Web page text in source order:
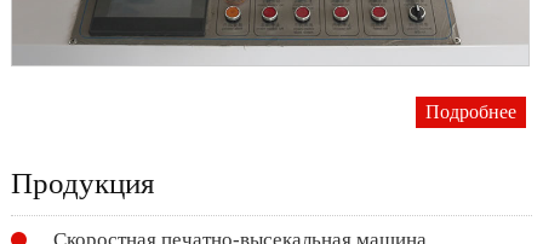
Подробнее
Продукция
Скоростная печатно-высекальная машина